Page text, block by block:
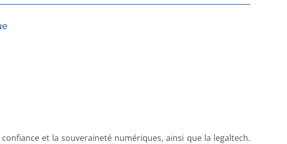
et la souveraineté numériques, ainsi que la legaltech.